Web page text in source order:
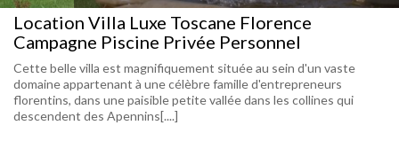
Location Villa Luxe Toscane Florence
Campagne Piscine Privée Personnel
Cette belle villa est magnifiquement située au sein d'un vaste
domaine appartenant à une célèbre famille d'entrepreneurs
florentins, dans une paisible petite vallée dans les collines qui
descendent des Apennins[....]